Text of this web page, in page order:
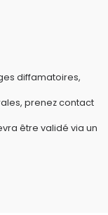
diffamatoires,
prenez contact
être validé via un